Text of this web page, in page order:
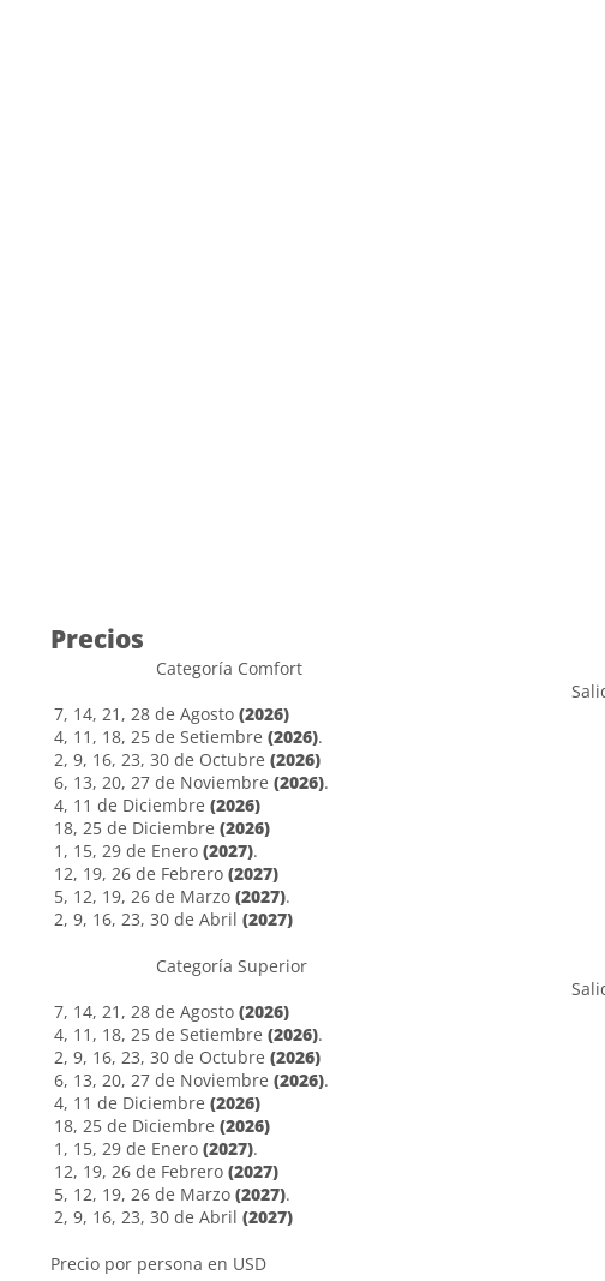
Precios
Categoría Comfort
7, 14, 21, 28 de Agosto (2026)
4, 11, 18, 25 de Setiembre (2026).
2, 9, 16, 23, 30 de Octubre (2026)
6, 13, 20, 27 de Noviembre (2026).
4, 11 de Diciembre (2026)
18, 25 de Diciembre (2026)
1, 15, 29 de Enero (2027).
12, 19, 26 de Febrero (2027)
5, 12, 19, 26 de Marzo (2027).
2, 9, 16, 23, 30 de Abril (2027)
Categoría Superior
7, 14, 21, 28 de Agosto (2026)
4, 11, 18, 25 de Setiembre (2026).
2, 9, 16, 23, 30 de Octubre (2026)
6, 13, 20, 27 de Noviembre (2026).
4, 11 de Diciembre (2026)
18, 25 de Diciembre (2026)
1, 15, 29 de Enero (2027).
12, 19, 26 de Febrero (2027)
5, 12, 19, 26 de Marzo (2027).
2, 9, 16, 23, 30 de Abril (2027)
Precio por persona en USD